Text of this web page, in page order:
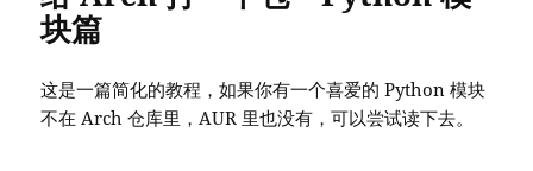
块篇
这是一篇简化的教程，如果你有一个喜爱的 Python 模块
不在 Arch 仓库里，AUR 里也没有，可以尝试读下去。